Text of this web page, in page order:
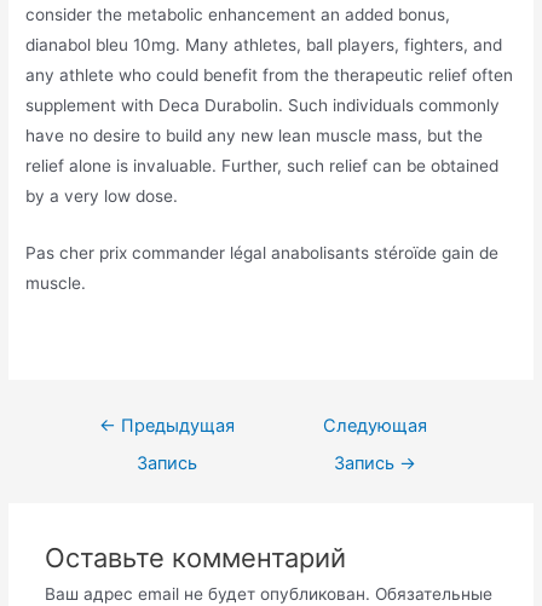
consider the metabolic enhancement an added bonus,
dianabol bleu 10mg. Many athletes, ball players, fighters, and
any athlete who could benefit from the therapeutic relief often
supplement with Deca Durabolin. Such individuals commonly
have no desire to build any new lean muscle mass, but the
relief alone is invaluable. Further, such relief can be obtained
by a very low dose.
Pas cher prix commander légal anabolisants stéroïde gain de
muscle.
Навигация
← Предыдущая
Запись
Следующая
Запись →
Оставьте комментарий
Ваш адрес email не будет опубликован. Обязательные